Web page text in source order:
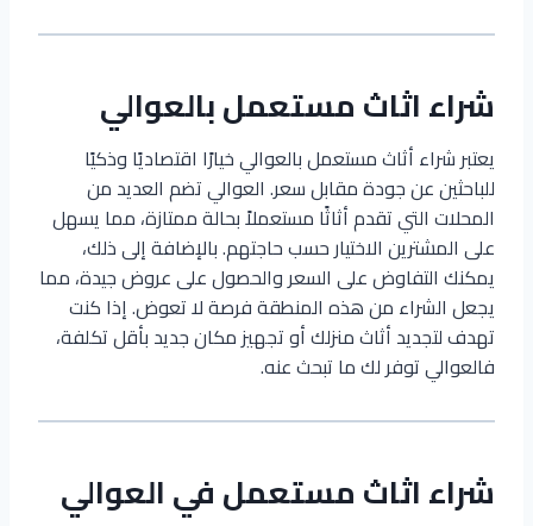
شراء اثاث مستعمل بالعوالي
يعتبر شراء أثاث مستعمل بالعوالي خيارًا اقتصاديًا وذكيًا
للباحثين عن جودة مقابل سعر. العوالي تضم العديد من
المحلات التي تقدم أثاثًا مستعملاً بحالة ممتازة، مما يسهل
على المشترين الاختيار حسب حاجتهم. بالإضافة إلى ذلك،
يمكنك التفاوض على السعر والحصول على عروض جيدة، مما
يجعل الشراء من هذه المنطقة فرصة لا تعوض. إذا كنت
تهدف لتجديد أثاث منزلك أو تجهيز مكان جديد بأقل تكلفة،
فالعوالي توفر لك ما تبحث عنه.
شراء اثاث مستعمل في العوالي